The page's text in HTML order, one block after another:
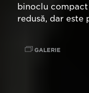
binoclu
redusă, dar este
GALERIE